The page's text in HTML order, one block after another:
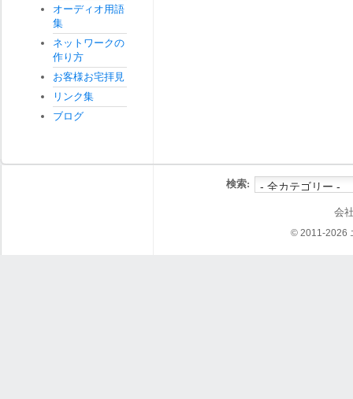
オーディオ用語
集
ネットワークの
作り方
お客様お宅拝見
リンク集
ブログ
検索:
会
© 2011-2026